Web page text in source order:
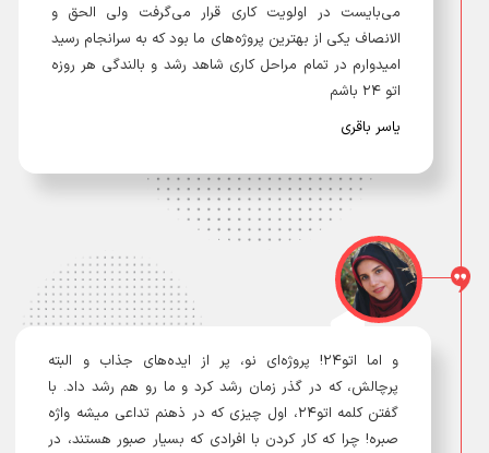
می‌بایست در اولویت کاری قرار می‌گرفت ولی الحق و
الانصاف یکی از بهترین پروژه‌های ما بود که به سرانجام رسید
امیدوارم در تمام مراحل کاری شاهد رشد و بالندگی هر روزه
اتو ۲۴ باشم
یاسر باقری
و اما اتو۲۴! پروژه‌ای نو، پر از ایده‌های جذاب و البته
پرچالش، که در گذر زمان رشد کرد و ما رو هم رشد داد. با
گفتن کلمه اتو۲۴، اول چیزی که در ذهنم تداعی میشه واژه
صبره! چرا که کار کردن با افرادی که بسیار صبور هستند، در